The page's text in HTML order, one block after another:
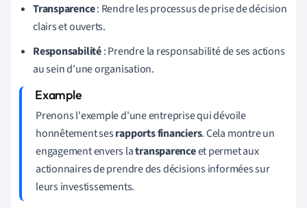
Transparence: Rendre les processus de prise de décision
clairs et ouverts.
Responsabilité: Prendre la responsabilité de ses actions
au sein d'une organisation.
Prenons l'exemple d'une entreprise qui dévoile
honnêtement sesrapports financiers. Cela montre un
engagement envers latransparenceet permet aux
actionnaires de prendre des décisions informées sur
leurs investissements.